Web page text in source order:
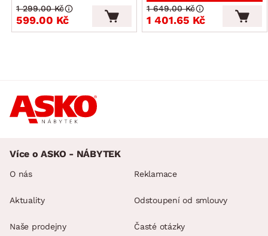
599.00 Kč
1 299.00 Kč
1 401.65 Kč
1 649.00 Kč
Více o ASKO - NÁBYTEK
O nás
Aktuality
Naše prodejny
Reklamace
Odstoupení od smlouvy
Časté otázky